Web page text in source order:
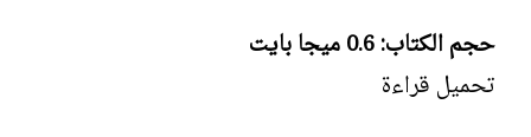
حجم الكتاب: 0.6 ميجا بايت
تحميل قراءة